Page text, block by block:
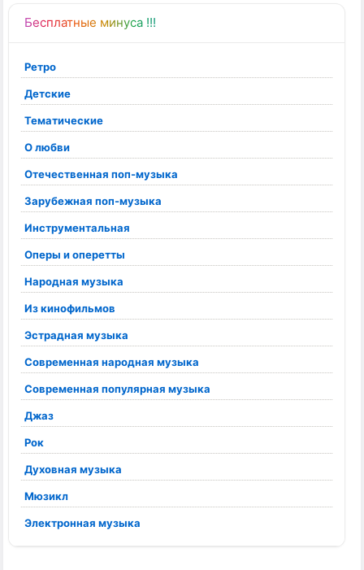
Бесплатные минуса !!!
Ретро
Детские
Тематические
О любви
Отечественная поп-музыка
Зарубежная поп-музыка
Инструментальная
Оперы и оперетты
Народная музыка
Из кинофильмов
Эстрадная музыка
Современная народная музыка
Современная популярная музыка
Джаз
Рок
Духовная музыка
Мюзикл
Электронная музыка